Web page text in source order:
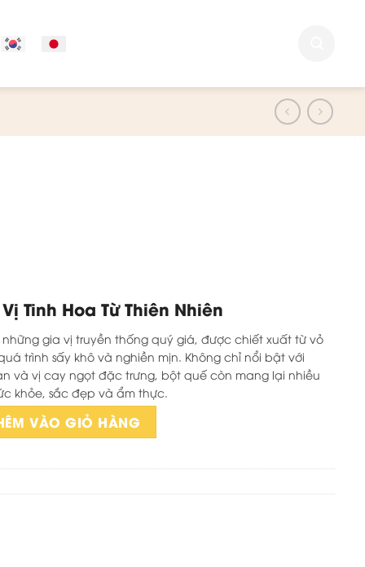
Tinh Hoa Từ Thiên Nhiên
gia vị truyền thống quý giá, được chiết xuất từ vỏ
trình sấy khô và nghiền mịn. Không chỉ nổi bật với
và vị cay ngọt đặc trưng, bột quế còn mang lại nhiều
khỏe, sắc đẹp và ẩm thực.
VÀO GIỎ HÀNG